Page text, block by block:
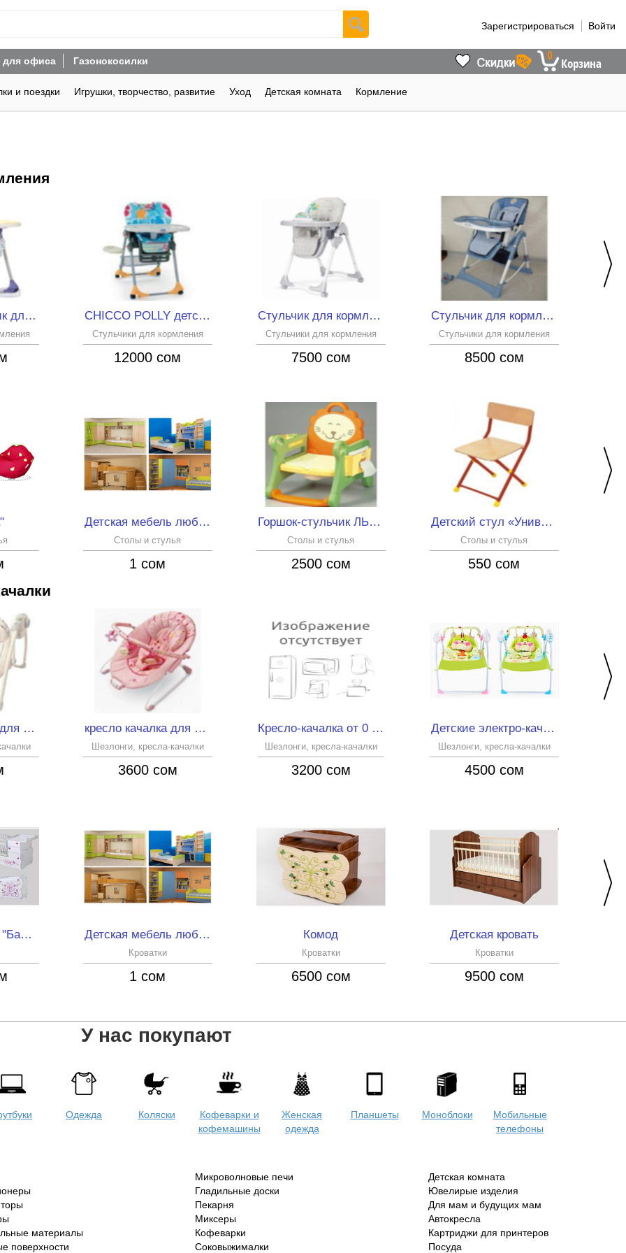
Зарегистрироваться Войти
для офиса Газонокосилки 0
Корзина
и поездки Игрушки, творчество, развитие Уход Детская комната Кормление
детский стульчик для кормления CHICCO POLLY 2 в 1 CHICCO POLLY детский стульчик для кормления
Стульчики для кормления
12000 сом
Стульчик для кормления mama love
Стульчики для кормления
7500 сом
Стульчик для кормления Pierre Cardin
Стульчики для кормления
8500 сом
Детская мебель любой сложности на заказ!
Столы и стулья
1 сом
Горшок-стульчик ЛЬВЕНОК с игровым блоком
Столы и стулья
2500 сом
Детский стул «Универсал», фанера (арт. СТФ1)
Столы и стулья
550 сом
Детские качели для малышей кресло качалка для новорожденных
Шезлонги, кресла-качалки
3600 сом
Кресло-качалка от 0 до 3 лет
Шезлонги, кресла-качалки
3200 сом
Детские электро-качели (Baby Cradle)
Шезлонги, кресла-качалки
4500 сом
Детская мебель "Бабочка" Детская мебель любой сложности на заказ!
Кроватки
1 сом
Комод
Кроватки
6500 сом
Детская кровать
Кроватки
9500 сом
У нас покупают
Одежда Коляски
Кофеварки и
кофемашины
Женская
одежда
Планшеты Моноблоки
Мобильные
телефоны
материалы
поверхности
Микроволновые печи
Гладильные доски
Пекарня
Миксеры
Кофеварки
Соковыжималки
Детская комната
Ювелирые изделия
Для мам и будущих мам
Автокресла
Картриджи для принтеров
Посуда